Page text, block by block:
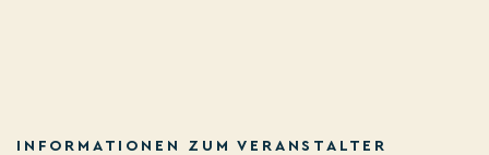
INFORMATIONEN ZUM VERANSTALTER